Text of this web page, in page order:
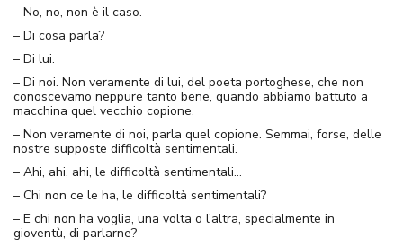
– No, no, non è il caso.
– Di cosa parla?
– Di lui.
– Di noi. Non veramente di lui, del poeta portoghese, che non
conoscevamo neppure tanto bene, quando abbiamo battuto a
macchina quel vecchio copione.
– Non veramente di noi, parla quel copione. Semmai, forse, delle
nostre supposte difficoltà sentimentali.
– Ahi, ahi, ahi, le difficoltà sentimentali…
– Chi non ce le ha, le difficoltà sentimentali?
– E chi non ha voglia, una volta o l’altra, specialmente in
gioventù, di parlarne?